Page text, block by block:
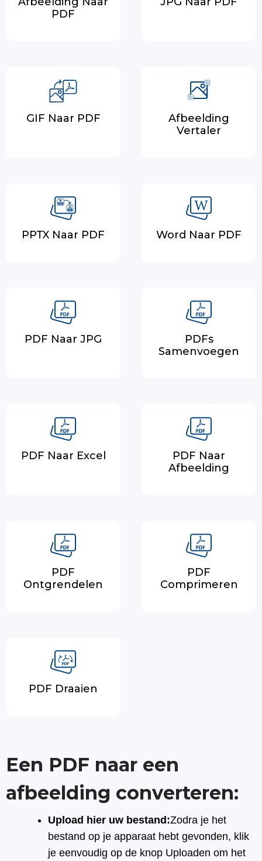
PDF
GIF Naar PDF
Afbeelding
Vertaler
PPTX Naar PDF Word Naar PDF
PDF Naar JPG
PDFs
Samenvoegen
PDF Naar Excel
PDF Naar
Afbeelding
PDF
Ontgrendelen
PDF
Comprimeren
PDF Draaien
Een PDF naar een
afbeelding converteren:
Upload hier uw bestand:Zodra je het
bestand op je apparaat hebt gevonden, klik
je eenvoudig op de knop Uploaden om het